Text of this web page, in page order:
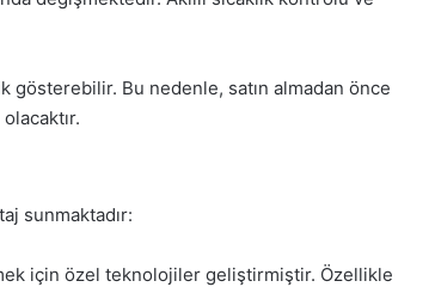
gösterebilir. Bu nedenle, satın almadan önce
sunmaktadır:
için özel teknolojiler geliştirmiştir. Özellikle